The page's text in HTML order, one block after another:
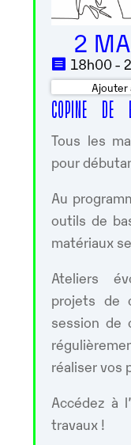
2
18h00 -
Ajouter
COPINE DE
Tous les
pour
Au
outils de
matériaux
Ateliers
projets de
session de
réaliser vos
Accédez à
travaux !